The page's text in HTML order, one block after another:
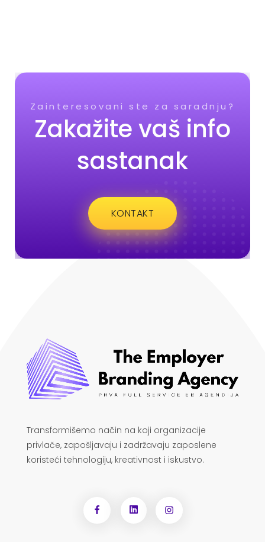
Zainteresovani ste za saradnju?
Zakažite vaš info
sastanak
KONTAKT
Transformišemo način na koji organizacije
privlače, zapošljavaju i zadržavaju zaposlene
koristeći tehnologiju, kreativnost i iskustvo.